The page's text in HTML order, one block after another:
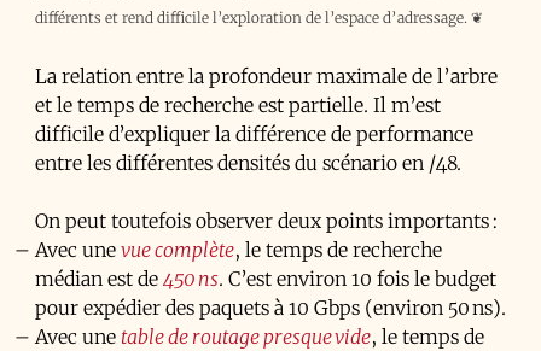
différents et rend difficile l’exploration de l’espace d’adressage. ❦
La relation entre la profondeur maximale de l’arbre
et le temps de recherche est partielle. Il m’est
difficile d’expliquer la différence de performance
entre les différentes densités du scénario en /48.
On peut toutefois observer deux points importants :
Avec une vue complète, le temps de recherche
médian est de 450 ns. C’est environ 10 fois le budget
pour expédier des paquets à 10 Gbps (environ 50 ns).
Avec une table de routage presque vide, le temps de